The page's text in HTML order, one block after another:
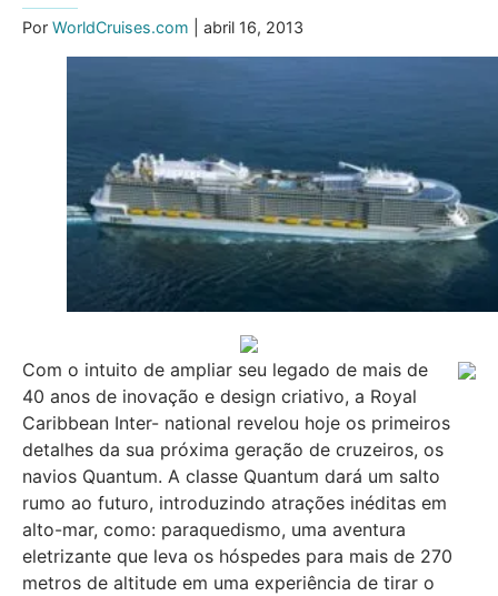
Por WorldCruises.com | abril 16, 2013
Com o intuito de ampliar seu legado de mais de
40 anos de inovação e design criativo, a Royal
Caribbean Inter- national revelou hoje os primeiros
detalhes da sua próxima geração de cruzeiros, os
navios Quantum. A classe Quantum dará um salto
rumo ao futuro, introduzindo atrações inéditas em
alto-mar, como: paraquedismo, uma aventura
eletrizante que leva os hóspedes para mais de 270
metros de altitude em uma experiência de tirar o